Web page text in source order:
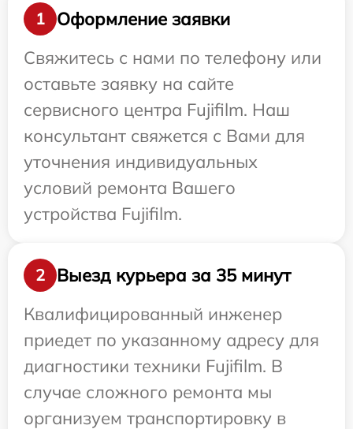
1
Оформление заявки
Свяжитесь с нами по телефону или
оставьте заявку на сайте
сервисного центра Fujifilm. Наш
консультант свяжется с Вами для
уточнения индивидуальных
условий ремонта Вашего
устройства Fujifilm.
2
Выезд курьера за 35 минут
Квалифицированный инженер
приедет по указанному адресу для
диагностики техники Fujifilm. В
случае сложного ремонта мы
организуем транспортировку в